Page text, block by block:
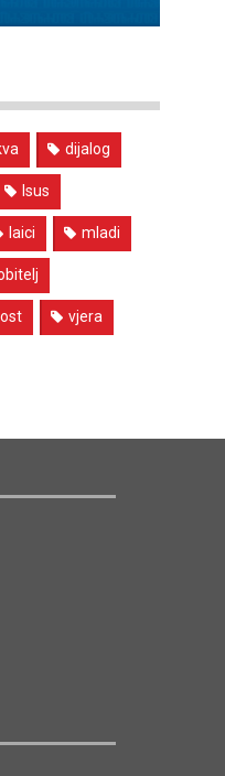
dijalog
Isus
laici mladi
vjera